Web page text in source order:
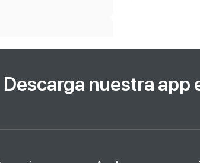
Descarga nuestra app